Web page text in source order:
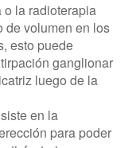
o la radioterapia
de volumen en los
esto puede
ganglionar
luego de la
en la
para poder